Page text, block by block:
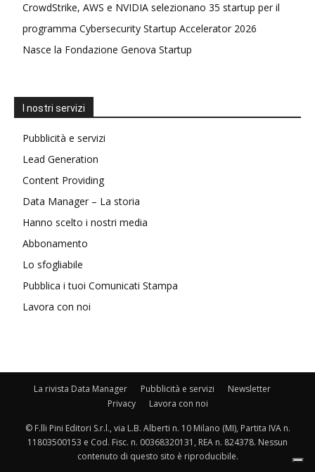
CrowdStrike, AWS e NVIDIA selezionano 35 startup per il
programma Cybersecurity Startup Accelerator 2026
Nasce la Fondazione Genova Startup
I nostri servizi
Pubblicità e servizi
Lead Generation
Content Providing
Data Manager – La storia
Hanno scelto i nostri media
Abbonamento
Lo sfogliabile
Pubblica i tuoi Comunicati Stampa
Lavora con noi
La rivista Data Manager Pubblicità e servizi
Newsletter
Privacy
Lavora con noi
© F.lli Pini Editori S.r.l., via L.B. Alberti n. 10 Milano (MI), Partita IVA n.
11803500153 e Cod. Fisc. n. 00368320131, REA n. 824378. Nessun
contenuto di questo sito è riproducibile.